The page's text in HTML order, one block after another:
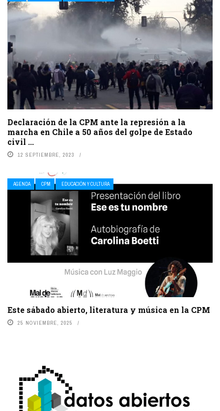
Declaración de la CPM ante la represión a la
marcha en Chile a 50 años del golpe de Estado
civil ...
12 SEPTIEMBRE, 2023
AGENDA CPM EDUCACIÓN Y CULTURA
Este sábado abierto, literatura y música en la CPM
25 NOVIEMBRE, 2025